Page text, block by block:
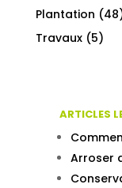
Plantation
Travaux(5)
ARTICLES
Arroser